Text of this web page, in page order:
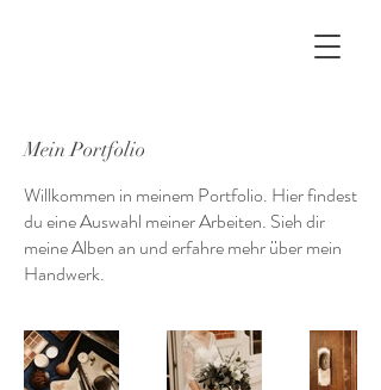
Mein Portfolio
Willkommen in meinem Portfolio. Hier findest
du eine Auswahl meiner Arbeiten. Sieh dir
meine Alben an und erfahre mehr über mein
Handwerk.